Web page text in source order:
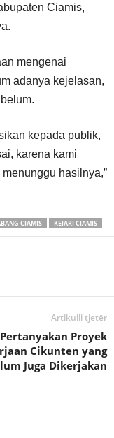
Ciamis,
mengenai
adanya kejelasan,
kepada publik,
karena kami
hasilnya,”
CIAMIS KEJARI CIAMIS
Artikulli tjetër
Pertanyakan Proyek
Cikunten yang
Juga Dikerjakan